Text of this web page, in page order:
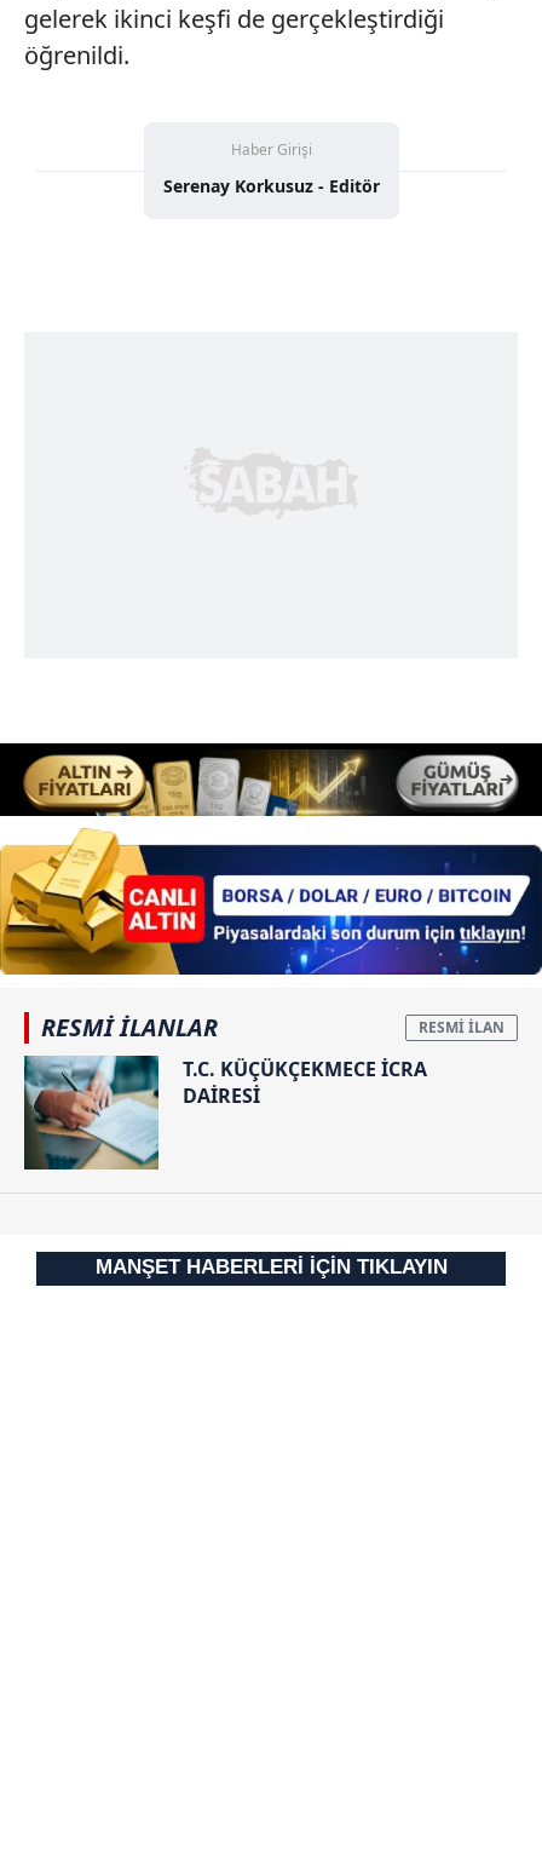
gelerek ikinci keşfi de gerçekleştirdiği
öğrenildi.
Haber Girişi
Serenay Korkusuz - Editör
RESMİ İLANLAR
T.C. KÜÇÜKÇEKMECE İCRA
DAİRESİ
MANŞET HABERLERİ İÇİN TIKLAYIN